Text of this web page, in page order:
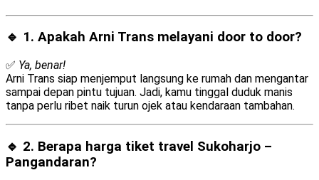
🔹 1. Apakah Arni Trans melayani door to door?
✅ Ya, benar!
Arni Trans siap menjemput langsung ke rumah dan mengantar
sampai depan pintu tujuan. Jadi, kamu tinggal duduk manis
tanpa perlu ribet naik turun ojek atau kendaraan tambahan.
🔹 2. Berapa harga tiket travel Sukoharjo –
Pangandaran?